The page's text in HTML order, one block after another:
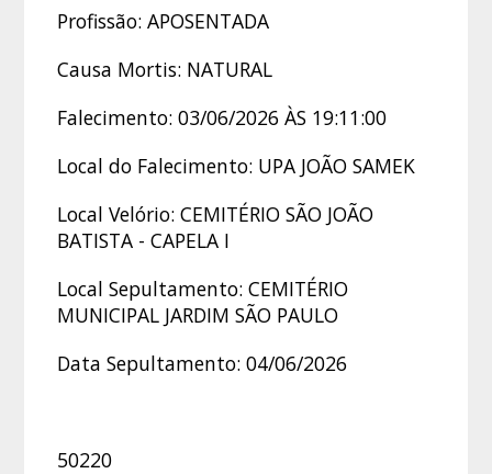
Profissão: APOSENTADA
Causa Mortis: NATURAL
Falecimento: 03/06/2026 ÀS 19:11:00
Local do Falecimento: UPA JOÃO SAMEK
Local Velório: CEMITÉRIO SÃO JOÃO
BATISTA - CAPELA I
Local Sepultamento: CEMITÉRIO
MUNICIPAL JARDIM SÃO PAULO
Data Sepultamento: 04/06/2026
50220